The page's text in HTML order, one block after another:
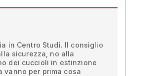
in Centro Studi. Il consiglio
sicurezza, no alla
dei cuccioli in estinzione
vanno per prima cosa